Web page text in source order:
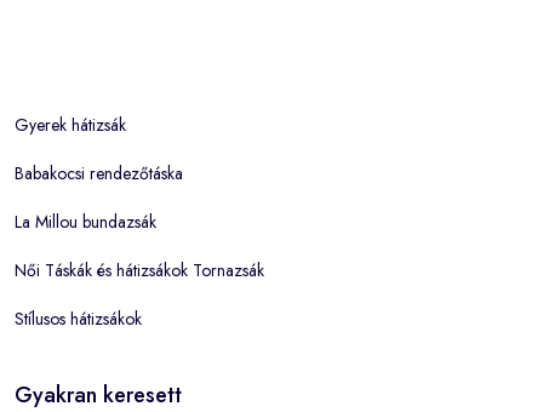
Gyerek hátizsák
Babakocsi rendezőtáska
La Millou bundazsák
Női Táskák és hátizsákok Tornazsák
Stílusos hátizsákok
Gyakran keresett